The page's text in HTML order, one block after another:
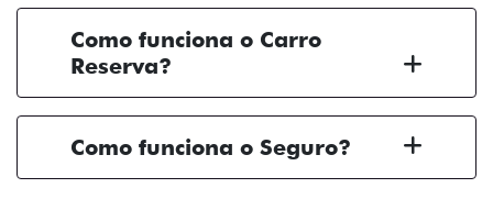
Como funciona o Carro
Reserva?
Como funciona o Seguro?